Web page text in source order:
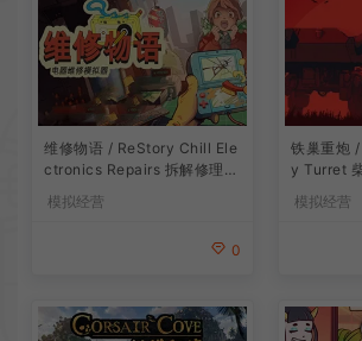
维修物语 / ReStory Chill Ele
ctronics Repairs 拆解修理模
模拟经营
0
铁巢重炮
y Turret
模拟经营